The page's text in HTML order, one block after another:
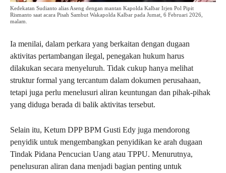
Kedekatan Sudianto alias Aseng dengan mantan Kapolda Kalbar Irjen Pol Pipit
Rismanto saat acara Pisah Sambut Wakapolda Kalbar pada Jumat, 6 Februari 2026,
malam.
Ia menilai, dalam perkara yang berkaitan dengan dugaan
aktivitas pertambangan ilegal, penegakan hukum harus
dilakukan secara menyeluruh. Tidak cukup hanya melihat
struktur formal yang tercantum dalam dokumen perusahaan,
tetapi juga perlu menelusuri aliran keuntungan dan pihak-pihak
yang diduga berada di balik aktivitas tersebut.
Selain itu, Ketum DPP BPM Gusti Edy juga mendorong
penyidik untuk mengembangkan penyidikan ke arah dugaan
Tindak Pidana Pencucian Uang atau TPPU. Menurutnya,
penelusuran aliran dana menjadi bagian penting untuk